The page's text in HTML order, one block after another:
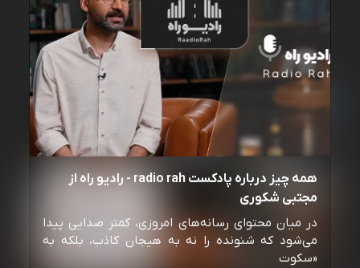
همه چیز درباره پادکست radio rah - رادیو راه از
مجتبی شکوری
در میان محتوای رسانه‌های امروزی، کمتر صدایی پیدا
می‌شود که شنونده را نه به هیجان کاذب، بلکه به
«سکوت